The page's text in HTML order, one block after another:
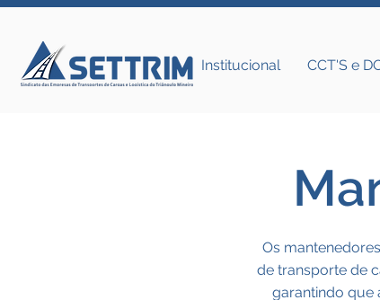
Institucional CCT'S e
Os
de transporte de
garantindo que